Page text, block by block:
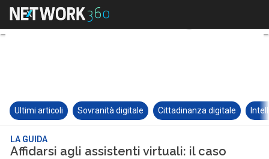
Ultimi articoli Sovranità digitale Cittadinanza digitale
LA GUIDA
Affidarsi agli assistenti virtuali: il caso